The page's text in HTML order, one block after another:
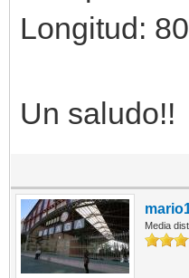
Longitud:
Un saludo!!
Media